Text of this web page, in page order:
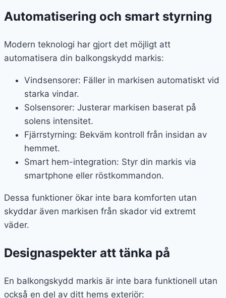
Automatisering och smart styrning
Modern teknologi har gjort det möjligt att
automatisera din balkongskydd markis:
Vindsensorer: Fäller in markisen automatiskt vid
starka vindar.
Solsensorer: Justerar markisen baserat på
solens intensitet.
Fjärrstyrning: Bekväm kontroll från insidan av
hemmet.
Smart hem-integration: Styr din markis via
smartphone eller röstkommandon.
Dessa funktioner ökar inte bara komforten utan
skyddar även markisen från skador vid extremt
väder.
Designaspekter att tänka på
En balkongskydd markis är inte bara funktionell utan
också en del av ditt hems exteriör: